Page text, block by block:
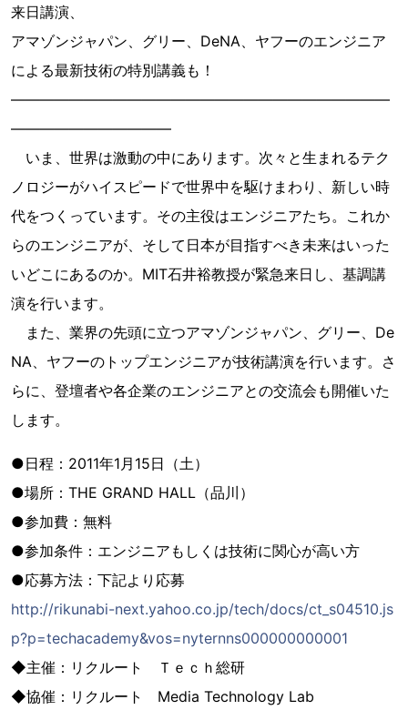
来日講演、
アマゾンジャパン、グリー、DeNA、ヤフーのエンジニア
による最新技術の特別講義も！
――――――――――――――――――――――――――
―――――――――――
いま、世界は激動の中にあります。次々と生まれるテク
ノロジーがハイスピードで世界中を駆けまわり、新しい時
代をつくっています。その主役はエンジニアたち。これか
らのエンジニアが、そして日本が目指すべき未来はいった
いどこにあるのか。MIT石井裕教授が緊急来日し、基調講
演を行います。
また、業界の先頭に立つアマゾンジャパン、グリー、De
NA、ヤフーのトップエンジニアが技術講演を行います。さ
らに、登壇者や各企業のエンジニアとの交流会も開催いた
します。
●日程：2011年1月15日（土）
●場所：THE GRAND HALL（品川）
●参加費：無料
●参加条件：エンジニアもしくは技術に関心が高い方
●応募方法：下記より応募
http://rikunabi-next.yahoo.co.jp/tech/docs/ct_s04510.js
p?p=techacademy&vos=nyternns000000000001
◆主催：リクルート Ｔｅｃｈ総研
◆協催：リクルート Media Technology Lab